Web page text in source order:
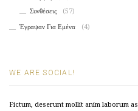
Συνθέσεις
(57)
Έγραψαν Για Εμένα (4)
WE ARE SOCIAL!
Fictum, deserunt mollit anim laborum